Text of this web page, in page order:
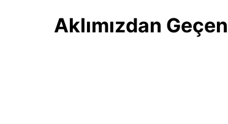
Aklımızdan